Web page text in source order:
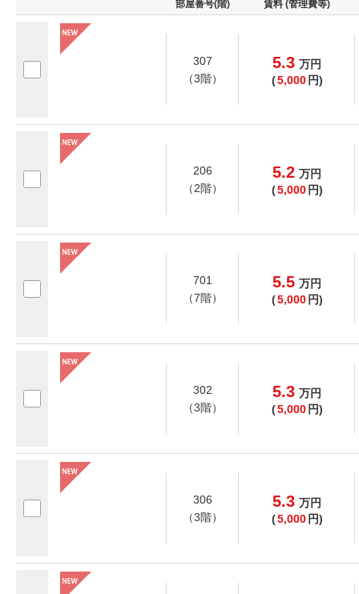
部屋番号(階) 賃料 (管理費等)
307
（3階）
5.3 万円
(5,000 円)
206
（2階）
5.2 万円
(5,000 円)
701
（7階）
5.5 万円
(5,000 円)
302
（3階）
5.3 万円
(5,000 円)
306
（3階）
5.3 万円
(5,000 円)